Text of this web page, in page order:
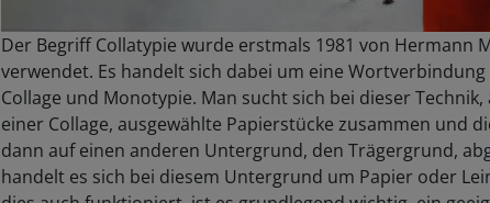
Der Begriff Collatypie wurde erstmals 1981 von Hermann
verwendet. Es handelt sich dabei um eine Wortverbindung
Collage und Monotypie. Man sucht sich bei dieser Technik,
einer Collage, ausgewählte Papierstücke zusammen und
dann auf einen anderen Untergrund, den Trägergrund,
handelt es sich bei diesem Untergrund um Papier oder
dies auch funktioniert, ist es grundlegend wichtig, ein